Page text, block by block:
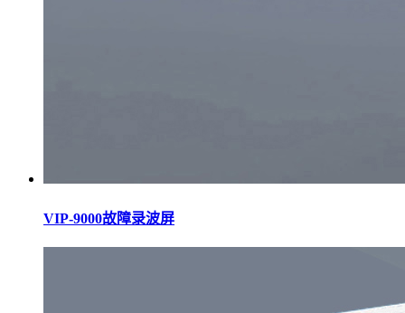
VIP-9000故障录波屏